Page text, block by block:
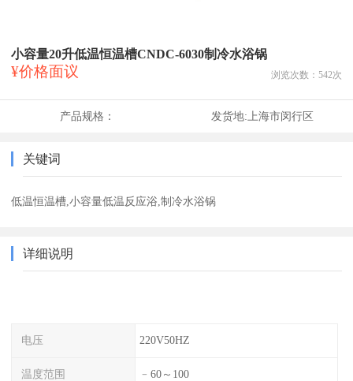
小容量20升低温恒温槽CNDC-6030制冷水浴锅
¥价格面议 浏览次数： 542次
产品规格： 发货地: 上海市闵行区
关键词
低温恒温槽,小容量低温反应浴,制冷水浴锅
详细说明
电压 220V50HZ
温度范围 ﹣60～100